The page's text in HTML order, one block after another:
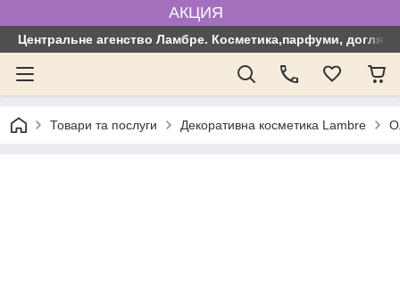
АКЦИЯ
Центральне агенство Ламбре. Косметика,парфуми, догляд
Товари та послуги Декоративна косметика Lambre